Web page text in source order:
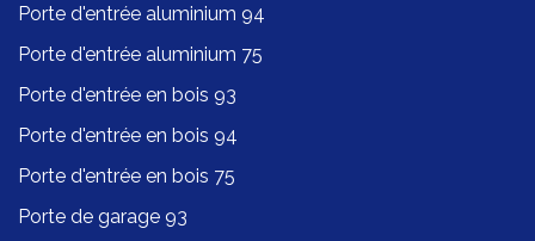
Porte d'entrée aluminium 94
Porte d'entrée aluminium 75
Porte d'entrée en bois 93
Porte d'entrée en bois 94
Porte d'entrée en bois 75
Porte de garage 93